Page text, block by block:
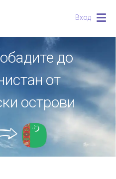
Вход
до
от
острови